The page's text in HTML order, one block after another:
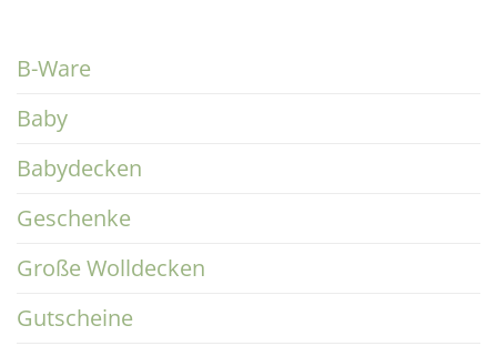
B-Ware
Baby
Babydecken
Geschenke
Große Wolldecken
Gutscheine